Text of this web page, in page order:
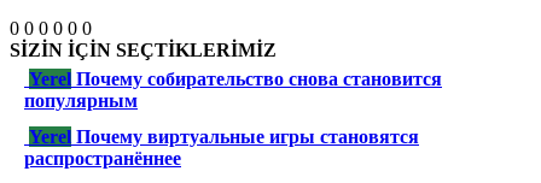
0 0 0 0 0 0
SİZİN İÇİN SEÇTİKLERİMİZ
Yerel Почему собирательство снова становится
популярным
Yerel Почему виртуальные игры становятся
распространённее